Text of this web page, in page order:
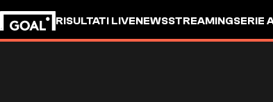
RISULTATI LIVENEWSSTREAMINGSERIE